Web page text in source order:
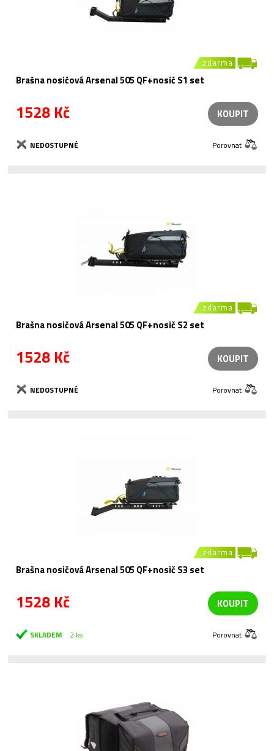
zdarma
Brašna nosičová Arsenal 505 QF+nosič S1 set
1528 Kč KOUPIT
NEDOSTUPNÉ Porovnat
zdarma
Brašna nosičová Arsenal 505 QF+nosič S2 set
1528 Kč KOUPIT
NEDOSTUPNÉ Porovnat
zdarma
Brašna nosičová Arsenal 505 QF+nosič S3 set
1528 Kč KOUPIT
SKLADEM 2 ks Porovnat